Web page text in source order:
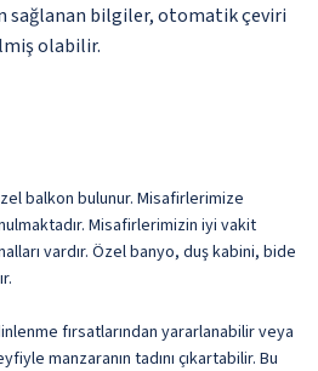
sağlanan bilgiler, otomatik çeviri
olabilir.
balkon bulunur. Misafirlerimize
Misafirlerimizin iyi vakit
vardır. Özel banyo, duş kabini, bide
fırsatlarından yararlanabilir veya
manzaranın tadını çıkartabilir. Bu